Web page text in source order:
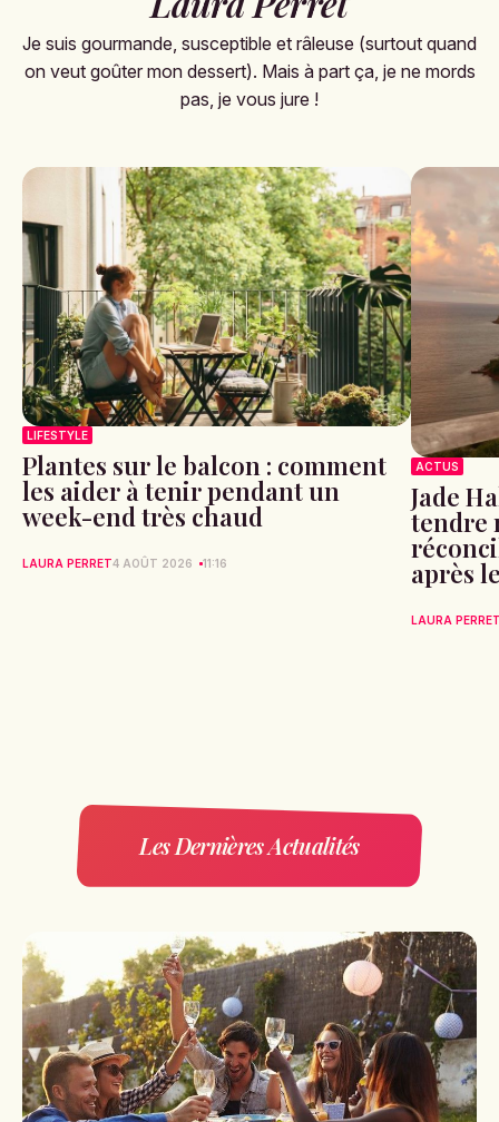
Je suis gourmande, susceptible et râleuse (surtout quand
on veut goûter mon dessert). Mais à part ça, je ne mords
pas, je vous jure !
LIFESTYLE
Plantes sur le balcon : comment
les aider à tenir pendant un
week-end très chaud
LAURA PERRET4 AOÛT 2026 11:16
ACTUS
Jade
tendre
après
LAURA
Les Dernières Actualités